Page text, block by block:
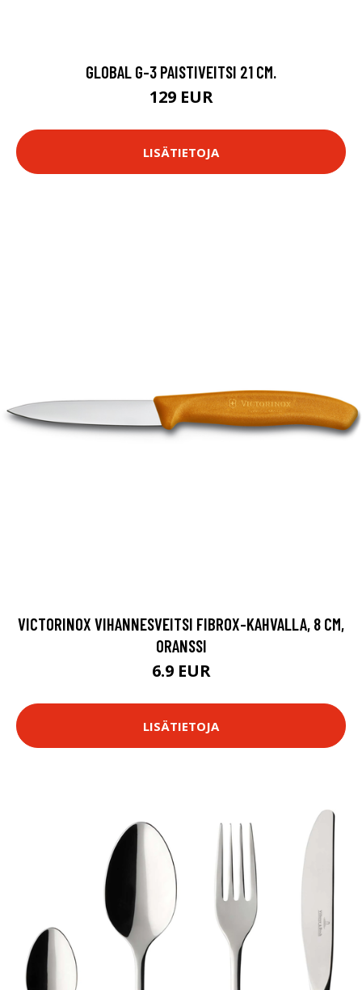
GLOBAL G-3 PAISTIVEITSI 21 CM.
129 EUR
LISÄTIETOJA
VICTORINOX VIHANNESVEITSI FIBROX-KAHVALLA, 8 CM,
ORANSSI
6.9 EUR
LISÄTIETOJA